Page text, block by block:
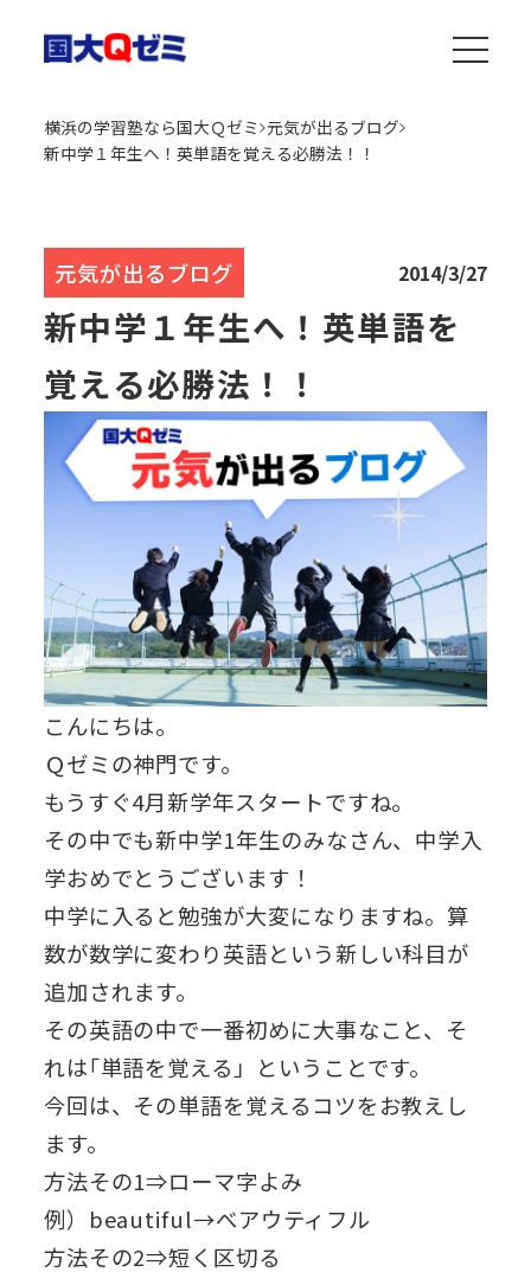
横浜の学習塾なら国大Ｑゼミ 元気が出るブログ
新中学１年生へ！英単語を覚える必勝法！！
元気が出るブログ 2014/3/27
新中学１年生へ！英単語を
覚える必勝法！！
こんにちは。
Ｑゼミの神門です。
もうすぐ4月新学年スタートですね。
その中でも新中学1年生のみなさん、中学入
学おめでとうございます！
中学に入ると勉強が大変になりますね。算
数が数学に変わり英語という新しい科目が
追加されます。
その英語の中で一番初めに大事なこと、そ
れは｢単語を覚える」ということです。
今回は、その単語を覚えるコツをお教えし
ます。
方法その1⇒ローマ字よみ
例）beautiful→べアウティフル
方法その2⇒短く区切る